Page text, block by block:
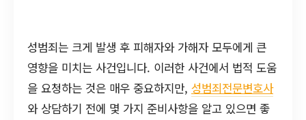
성범죄는 크게 발생 후 피해자와 가해자 모두에게 큰
영향을 미치는 사건입니다. 이러한 사건에서 법적 도움
을 요청하는 것은 매우 중요하지만, 성범죄전문변호사
와 상담하기 전에 몇 가지 준비사항을 알고 있으면 좋